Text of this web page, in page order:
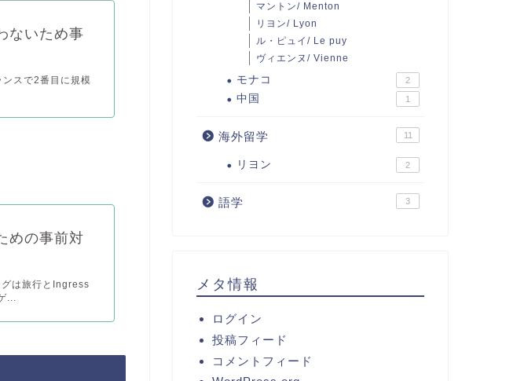
ないため事
スで2番目に規模
めの事前対
は旅行とIngress
...
マントン/ Menton
リヨン/ Lyon
ル・ピュイ/ Le puy
ヴィエンヌ/ Vienne
モナコ 2
中国 1
海外留学 11
リヨン 2
語学 3
メタ情報
ログイン
投稿フィード
コメントフィード